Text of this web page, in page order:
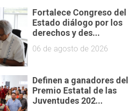
Fortalece Congreso del
Estado diálogo por los
derechos y des...
06 de agosto de 2026
Definen a ganadores del
Premio Estatal de las
Juventudes 202...